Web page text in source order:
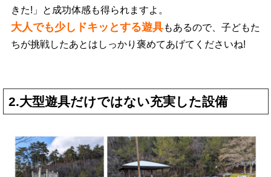
きた!」と成功体感も得られますよ。
大人でも少しドキッとする遊具もあるので、子どもた
ちが挑戦したあとはしっかり褒めてあげてくださいね!
2.大型遊具だけではない充実した設備